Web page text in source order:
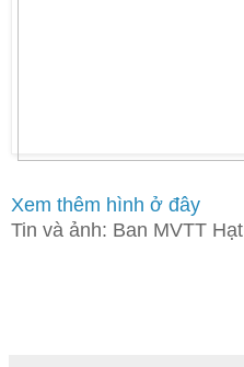
Xem thêm hình ở đây
Tin và ảnh: Ban MVTT